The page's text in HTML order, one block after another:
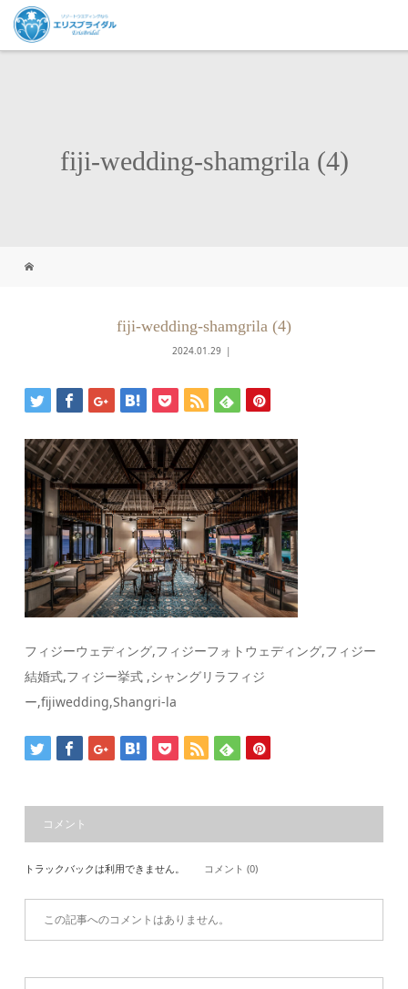
fiji-wedding-shamgrila (4)
fiji-wedding-shamgrila (4)
2024.01.29
フィジーウェディング,フィジーフォトウェディング,フィジー
結婚式,フィジー挙式 ,シャングリラフィジ
ー,fijiwedding,Shangri-la
コメント
トラックバックは利用できません。 コメント (0)
この記事へのコメントはありません。